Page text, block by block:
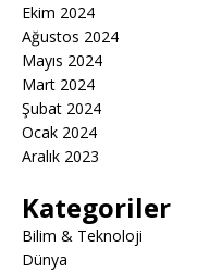
Ekim 2024
Ağustos 2024
Mayıs 2024
Mart 2024
Şubat 2024
Ocak 2024
Aralık 2023
Kategoriler
Bilim & Teknoloji
Dünya